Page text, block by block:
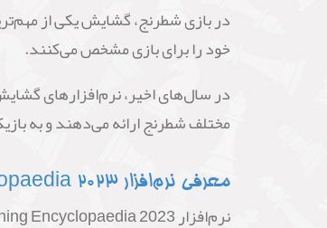
در بازی شطرنج، گشایش یکی از
خود را برای بازی مشخص می‌کنند.
در سال‌های اخیر، نرم‌افزارهای
مختلف شطرنج ارائه می‌دهند و به
معرفی نرم‌افزار Opening Encyclopaedia 2023: